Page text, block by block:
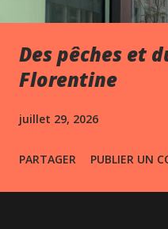
Des pêches et
Florentine
juillet 29, 2026
PARTAGER PUBLIER UN